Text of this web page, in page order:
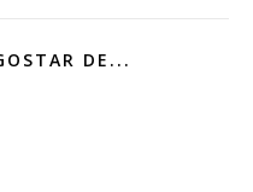
DE...